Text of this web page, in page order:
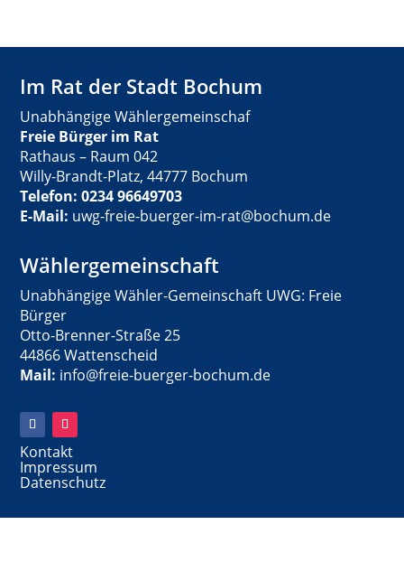
Im Rat der Stadt Bochum
Unabhängige Wählergemeinschaf
Freie Bürger im Rat
Rathaus – Raum 042
Willy-Brandt-Platz, 44777 Bochum
Telefon: 0234 96649703
E-Mail: uwg-freie-buerger-im-rat@bochum.de
Wählergemeinschaft
Unabhängige Wähler-Gemeinschaft UWG: Freie
Bürger
Otto-Brenner-Straße 25
44866 Wattenscheid
Mail: info@freie-buerger-bochum.de
Kontakt
Impressum
Datenschutz